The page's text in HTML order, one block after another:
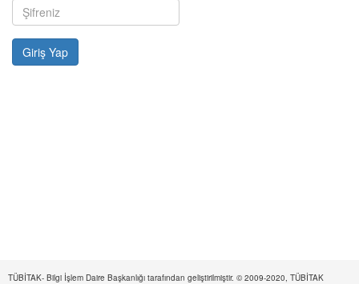
TÜBİTAK- Bilgi İşlem Daire Başkanlığı tarafından geliştirilmiştir. © 2009-2020, TÜBİTAK